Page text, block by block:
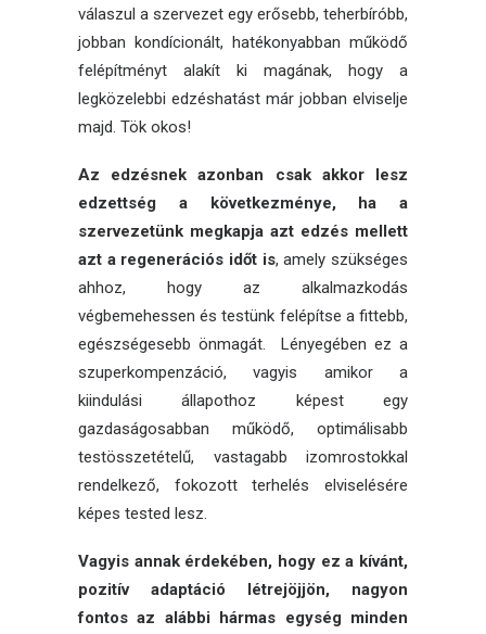
válaszul a szervezet egy erősebb, teherbíróbb,
jobban kondícionált, hatékonyabban működő
felépítményt alakít ki magának, hogy a
legközelebbi edzéshatást már jobban elviselje
majd. Tök okos!
Az edzésnek azonban csak akkor lesz
edzettség a következménye, ha a
szervezetünk megkapja azt edzés mellett
azt a regenerációs időt is, amely szükséges
ahhoz, hogy az alkalmazkodás
végbemehessen és testünk felépítse a fittebb,
egészségesebb önmagát. Lényegében ez a
szuperkompenzáció, vagyis amikor a
kiindulási állapothoz képest egy
gazdaságosabban működő, optimálisabb
testösszetételű, vastagabb izomrostokkal
rendelkező, fokozott terhelés elviselésére
képes tested lesz.
Vagyis annak érdekében, hogy ez a kívánt,
pozitív adaptáció létrejöjjön, nagyon
fontos az alábbi hármas egység minden